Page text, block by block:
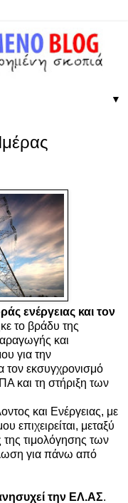
▼
ενέργειας και τον
το βράδυ της
και
για την
τον εκσυγχρονισμό
και τη στήριξη των
και Ενέργειας, με
επιχειρείται, μεταξύ
τιμολόγησης των
για πάνω από
την ΕΛ.ΑΣ.